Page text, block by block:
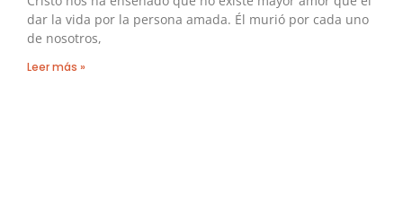
dar la vida por la persona amada. Él murió por cada uno
de nosotros,
Leer más »